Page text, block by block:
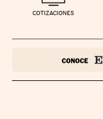
COTIZACIONES